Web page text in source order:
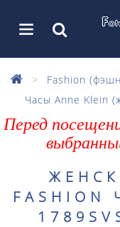
Fashion
Часы Anne Klein
Перед
FASHION